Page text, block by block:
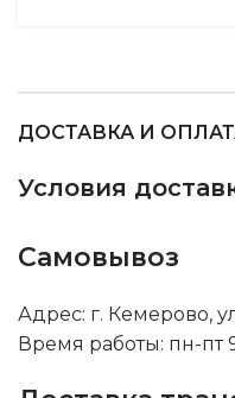
ДОСТАВКА И
Условия
Самовывоз
Адрес: г. Кемерово,
Время работы: пн-пт